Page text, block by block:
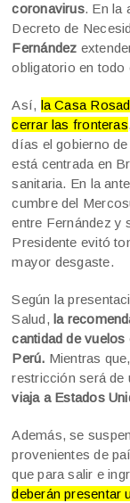
coronavirus. En la
Decreto de
Fernández
obligatorio en todo
Así, la Casa
cerrar las fronteras
días el gobierno de
está centrada en
sanitaria. En la
cumbre del
entre Fernández y
Presidente evitó
mayor desgaste.
Según la
Salud, la
cantidad de
Perú. Mientras
restricción será de
viaja a Estados
Además, se
provenientes de
que para salir e
deberán presentar